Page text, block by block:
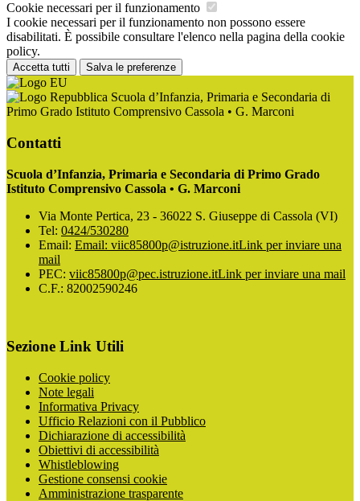
Cookie necessari per il funzionamento
I cookie necessari per il funzionamento non possono essere
disabilitati. È possibile consultare l'elenco nella pagina della cookie
policy.
Accetta tutti Salva le preferenze
Scuola d’Infanzia, Primaria e Secondaria di
Primo Grado Istituto Comprensivo Cassola • G. Marconi
Contatti
Scuola d’Infanzia, Primaria e Secondaria di Primo Grado
Istituto Comprensivo Cassola • G. Marconi
Via Monte Pertica, 23 - 36022 S. Giuseppe di Cassola (VI)
Tel: 0424/530280
Email: Email: viic85800p@istruzione.itLink per inviare una
mail
PEC: viic85800p@pec.istruzione.itLink per inviare una mail
C.F.: 82002590246
Sezione Link Utili
Cookie policy
Note legali
Informativa Privacy
Ufficio Relazioni con il Pubblico
Dichiarazione di accessibilità
Obiettivi di accessibilità
Whistleblowing
Gestione consensi cookie
Amministrazione trasparente